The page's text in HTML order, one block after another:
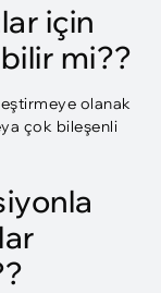
için
mi??
olanak
çok bileşenli